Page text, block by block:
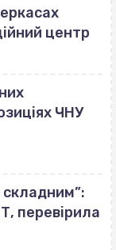
центр
ЧНУ
перевірила